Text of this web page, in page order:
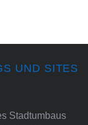
UND SITES
Stadtumbaus